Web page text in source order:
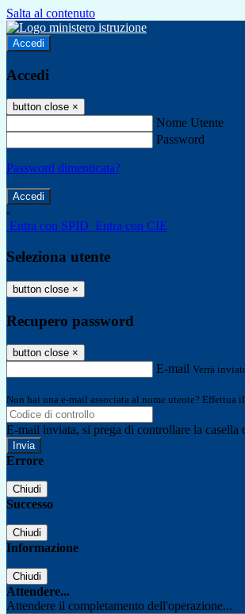
Salta al contenuto
Accedi
Accedi
button close ×
Nome Utente
Password
Password dimenticata?
-
Entra con SPID Entra con CIE
Seleziona utente
button close ×
Recupero password
button close ×
E-mail Verrà
Non hai una e-mail associata al nome utente? Effettua
E-mail inviata, si prega di controllare la casella
Errore
Chiudi
Successo
Chiudi
Informazione
Chiudi
Attendere...
Attendere il completamento dell'operazione...